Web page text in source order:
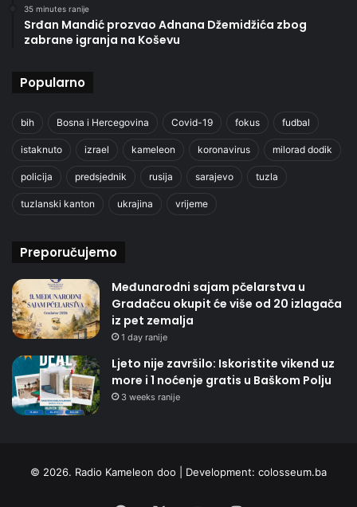
35 minutes ranije
Srđan Mandić prozvao Adnana Džemidžića zbog
zabrane igranja na Koševu
Popularno
bih Bosna i Hercegovina Covid-19 fokus fudbal
istaknuto izrael kameleon koronavirus milorad dodik
policija predsjednik rusija sarajevo tuzla
tuzlanski kanton ukrajina vrijeme
Preporučujemo
Međunarodni sajam pčelarstva u
Gradačcu okupit će više od 20 izlagača
iz pet zemalja
1 day ranije
Ljeto nije završilo: Iskoristite vikend uz
more i 1 noćenje gratis u Baškom Polju
3 weeks ranije
© 2026. Radio Kameleon doo | Development: colosseum.ba